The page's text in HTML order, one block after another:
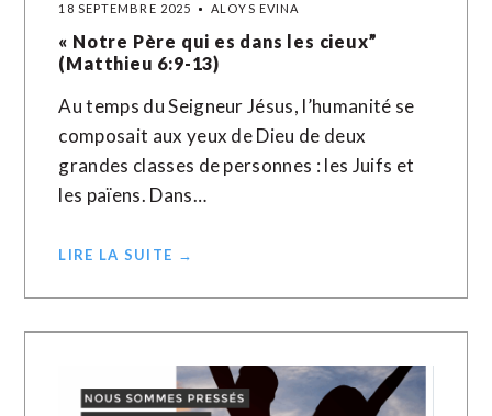
18 SEPTEMBRE 2025 ALOYS EVINA
« Notre Père qui es dans les cieux”
(Matthieu 6:9-13)
Au temps du Seigneur Jésus, l’humanité se
composait aux yeux de Dieu de deux
grandes classes de personnes : les Juifs et
les païens. Dans…
LIRE LA SUITE →